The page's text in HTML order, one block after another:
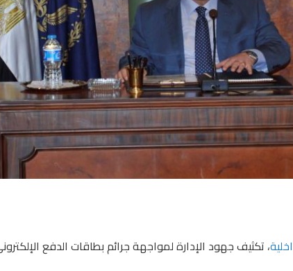
، تكثيف جهود الإدارة لمواجهة جرائم بطاقات الدفع